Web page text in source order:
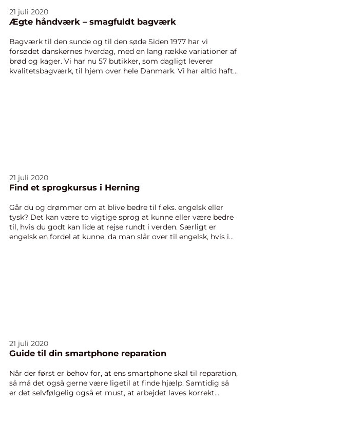
21 juli 2020
Ægte håndværk – smagfuldt bagværk
Bagværk til den sunde og til den søde Siden 1977 har vi
forsødet danskernes hverdag, med en lang række variationer af
brød og kager. Vi har nu 57 butikker, som dagligt leverer
kvalitetsbagværk, til hjem over hele Danmark. Vi har altid haft
21 juli 2020
Find et sprogkursus i Herning
Går du og drømmer om at blive bedre til f.eks. engelsk eller
tysk? Det kan være to vigtige sprog at kunne eller være bedre
til, hvis du godt kan lide at rejse rundt i verden. Særligt er
engelsk en fordel at kunne, da man slår over til engelsk, hvis i...
21 juli 2020
Guide til din smartphone reparation
Når der først er behov for, at ens smartphone skal til reparation,
så må det også gerne være ligetil at finde hjælp. Samtidig så
er det selvfølgelig også et must, at arbejdet laves korrekt...